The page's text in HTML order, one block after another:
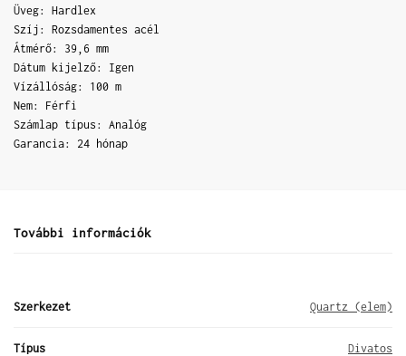
Üveg: Hardlex
Szíj: Rozsdamentes acél
Átmérő: 39,6 mm
Dátum kijelző: Igen
Vízállóság: 100 m
Nem: Férfi
Számlap típus: Analóg
Garancia: 24 hónap
További információk
Szerkezet Quartz (elem)
Típus Divatos